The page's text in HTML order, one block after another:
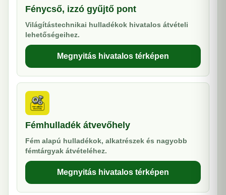
Fénycső, izzó gyűjtő pont
Világítástechnikai hulladékok hivatalos átvételi
lehetőségeihez.
Megnyitás hivatalos térképen
Fémhulladék átvevőhely
Fém alapú hulladékok, alkatrészek és nagyobb
fémtárgyak átvételéhez.
Megnyitás hivatalos térképen